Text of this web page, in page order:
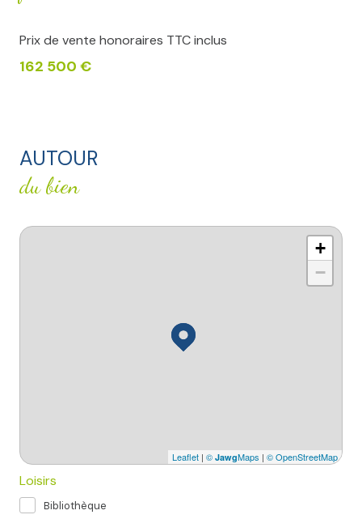
Prix de vente honoraires TTC inclus
162 500 €
AUTOUR
du bien
+
−
Leaflet | © JawgMaps | © OpenStreetMap
Loisirs
Bibliothèque